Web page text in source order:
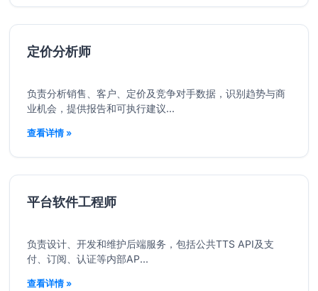
定价分析师
负责分析销售、客户、定价及竞争对手数据，识别趋势与商
业机会，提供报告和可执行建议...
查看详情 »
平台软件工程师
负责设计、开发和维护后端服务，包括公共TTS API及支
付、订阅、认证等内部AP...
查看详情 »